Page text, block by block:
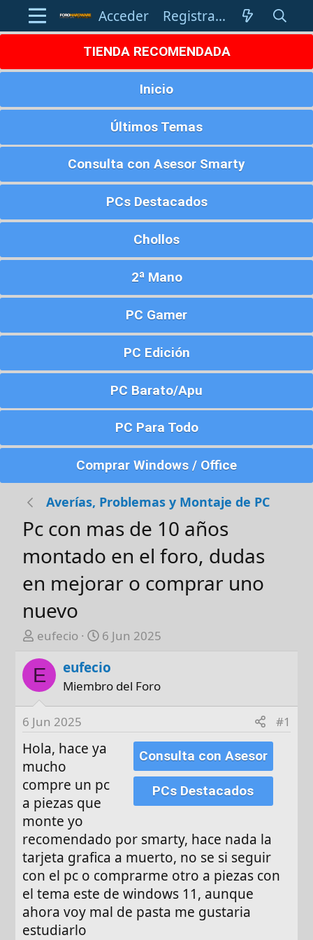
Acceder Registrarse
TIENDA RECOMENDADA
Inicio
Últimos Temas
Consulta con Asesor Smarty
PCs Destacados
Chollos
2ª Mano
PC Gamer
PC Edición
PC Barato/Apu
PC Para Todo
Comprar Windows / Office
Averías, Problemas y Montaje de PC
Pc con mas de 10 años
montado en el foro, dudas
en mejorar o comprar uno
nuevo
A
t
o
r
eufecio
F
c
h
e
i
i
6 Jun 2025
E eufecio
Miembro del Foro
6 Jun 2025 #1
Consulta con Asesor
PCs Destacados
Hola, hace ya
mucho
compre un pc
a piezas que
monte yo
recomendado por smarty, hace nada la
tarjeta grafica a muerto, no se si seguir
con el pc o comprarme otro a piezas con
el tema este de windows 11, aunque
ahora voy mal de pasta me gustaria
estudiarlo